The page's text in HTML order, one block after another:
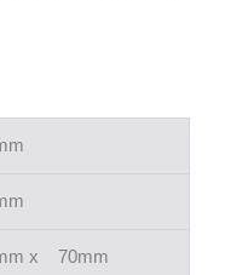
x 70mm